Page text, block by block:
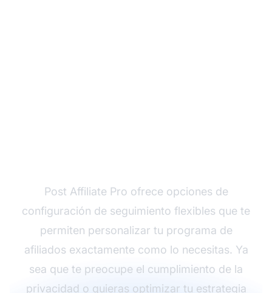
Post Affiliate Pro ofrece opciones de
configuración de seguimiento flexibles que te
permiten personalizar tu programa de
afiliados exactamente como lo necesitas. Ya
sea que te preocupe el cumplimiento de la
privacidad o quieras optimizar tu estrategia